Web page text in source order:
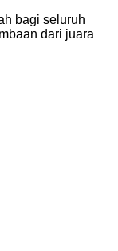
bagi seluruh
dari juara